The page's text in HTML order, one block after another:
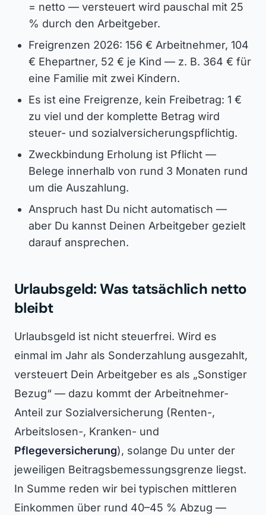
= netto — versteuert wird pauschal mit 25
% durch den Arbeitgeber.
Freigrenzen 2026: 156 € Arbeitnehmer, 104
€ Ehepartner, 52 € je Kind — z. B. 364 € für
eine Familie mit zwei Kindern.
Es ist eine Freigrenze, kein Freibetrag: 1 €
zu viel und der komplette Betrag wird
steuer- und sozialversicherungspflichtig.
Zweckbindung Erholung ist Pflicht —
Belege innerhalb von rund 3 Monaten rund
um die Auszahlung.
Anspruch hast Du nicht automatisch —
aber Du kannst Deinen Arbeitgeber gezielt
darauf ansprechen.
Urlaubsgeld: Was tatsächlich netto
bleibt
Urlaubsgeld ist nicht steuerfrei. Wird es
einmal im Jahr als Sonderzahlung ausgezahlt,
versteuert Dein Arbeitgeber es als „Sonstiger
Bezug“ — dazu kommt der Arbeitnehmer-
Anteil zur Sozialversicherung (Renten-,
Arbeitslosen-, Kranken- und
Pflegeversicherung), solange Du unter der
jeweiligen Beitragsbemessungsgrenze liegst.
In Summe reden wir bei typischen mittleren
Einkommen über rund 40–45 % Abzug —